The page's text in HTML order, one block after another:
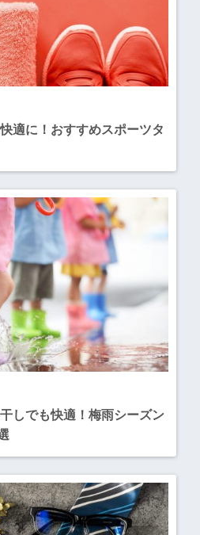
適に！おすすめスポーツタ
しでも快適！梅雨シーズン